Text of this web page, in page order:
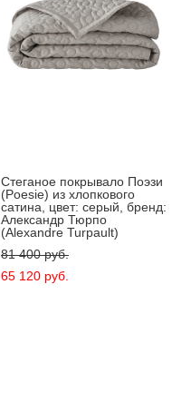
Стеганое покрывало Поэзи
(Poesie) из хлопкового
сатина, цвет: серый, бренд:
Александр Тюрпо
(Alexandre Turpault)
81 400 pуб.
65 120 pуб.